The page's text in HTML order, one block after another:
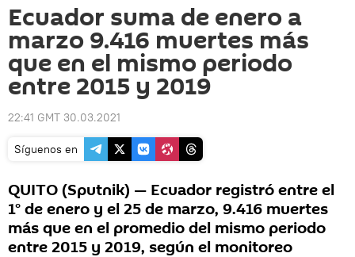
Ecuador suma de enero a
marzo 9.416 muertes más
que en el mismo periodo
entre 2015 y 2019
22:41 GMT 30.03.2021
Síguenos en
QUITO (Sputnik) — Ecuador registró entre el
1° de enero y el 25 de marzo, 9.416 muertes
más que en el promedio del mismo periodo
entre 2015 y 2019, según el monitoreo